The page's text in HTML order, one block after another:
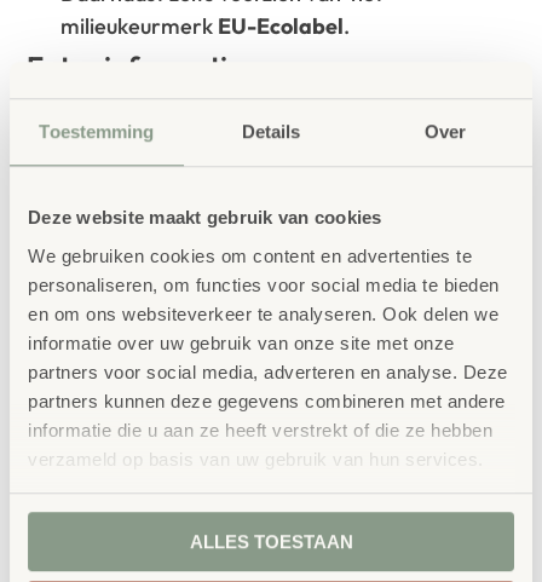
Toestemming Details Over
Deze website maakt gebruik van cookies
We gebruiken cookies om content en advertenties te
personaliseren, om functies voor social media te bieden
en om ons websiteverkeer te analyseren. Ook delen we
informatie over uw gebruik van onze site met onze
partners voor social media, adverteren en analyse. Deze
partners kunnen deze gegevens combineren met andere
informatie die u aan ze heeft verstrekt of die ze hebben
verzameld op basis van uw gebruik van hun services.
ALLES TOESTAAN
milieukeurmerk EU-Ecolabel.
Extra informatie
Gerelateerde
producten